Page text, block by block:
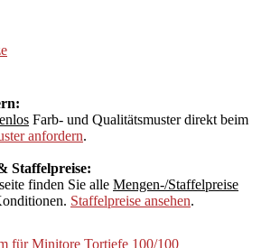
Farb- und Qualitätsmuster direkt beim
anfordern.
Staffelpreise:
finden Sie alle Mengen-/Staffelpreise
Staffelpreise ansehen.
für Minitore Tortiefe 100/100